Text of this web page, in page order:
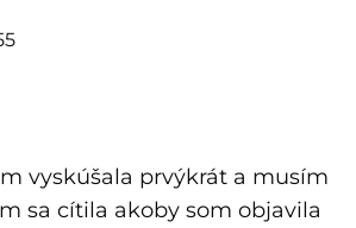
5 z 5 hviezdičiek
vyskúšala prvýkrát a musím
sa cítila akoby som objavila